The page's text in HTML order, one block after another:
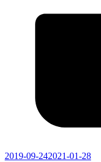
2019-09-242021-01-28